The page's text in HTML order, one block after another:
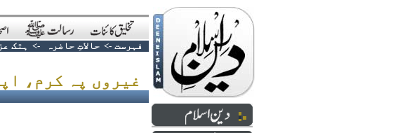
فہرست ->حالاتِ حاضرہ -> ہتک